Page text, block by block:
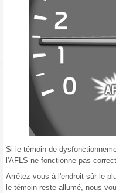
Si le témoin de
l'AFLS ne fonctionne pas
Arrêtez-vous à l'endroit sûr le
le témoin reste allumé, nous